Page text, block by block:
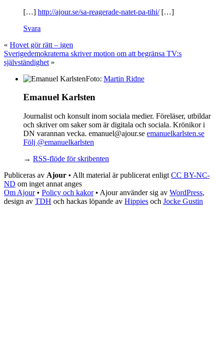
[…] http://ajour.se/sa-reagerade-natet-pa-tihi/[…]
Svara
« Hovet gör rätt – igen
Sverigedemokraterna skriver motion om att begränsa TV:s
självständighet »
Foto: Martin Ridne
Emanuel Karlsten
Journalist och konsult inom sociala medier. Föreläser, utbildar
och skriver om saker som är digitala och sociala. Krönikor i
DN varannan vecka. emanuel@ajour.se emanuelkarlsten.se
Följ @emanuelkarlsten
→ RSS-flöde för skribenten
Publiceras av Ajour • Allt material är publicerat enligt CC BY-NC-
ND om inget annat anges
Om Ajour• Policy och kakor• Ajour använder sig av WordPress,
design av TDH och hackas löpande av Hippies och Jocke Gustin